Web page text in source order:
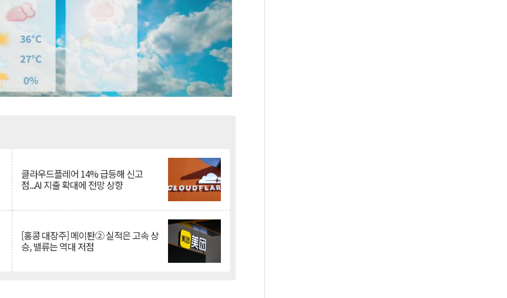
클라우드플레어 14% 급등해 신고
점...AI 지출 확대에 전망 상향
[홍콩 대장주] 메이퇀② 실적은 고속 상
승, 밸류는 역대 저점